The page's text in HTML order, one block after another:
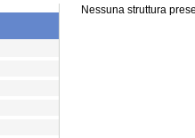
Nessuna struttura